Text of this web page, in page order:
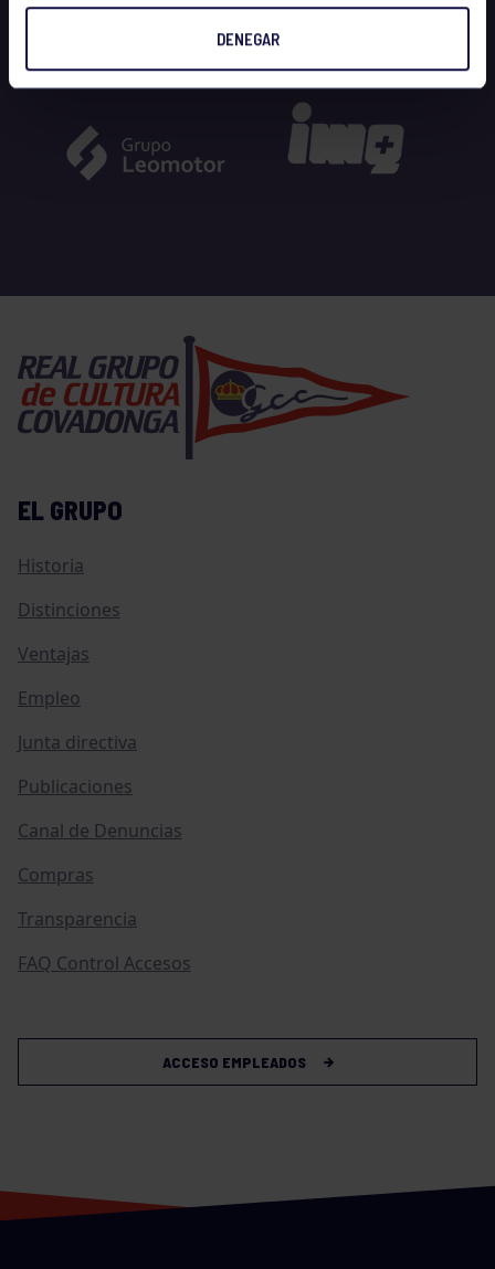
DENEGAR
EL GRUPO
Historia
Distinciones
Ventajas
Empleo
Junta directiva
Publicaciones
Canal de Denuncias
Compras
Transparencia
FAQ Control Accesos
ACCESO EMPLEADOS